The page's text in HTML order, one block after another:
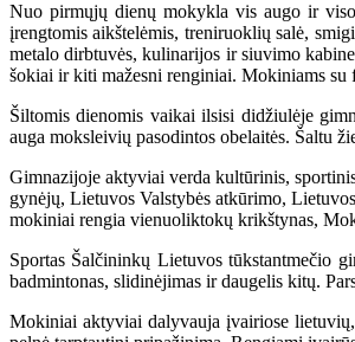
Nuo pirmųjų dienų mokykla vis augo ir
įrengtomis aikštelėmis, treniruoklių salė,
metalo dirbtuvės, kulinarijos ir siuvimo
šokiai ir kiti mažesni renginiai. Mokiniams su
Šiltomis dienomis vaikai ilsisi didžiulėje
auga moksleivių pasodintos obelaitės. Šaltu
Gimnazijoje aktyviai verda kultūrinis,
gynėjų, Lietuvos Valstybės atkūrimo,
mokiniai rengia vienuoliktokų krikštynas,
Sportas Šalčininkų Lietuvos tūkstantmečio
badmintonas, slidinėjimas ir daugelis kitų.
Mokiniai aktyviai dalyvauja įvairiose